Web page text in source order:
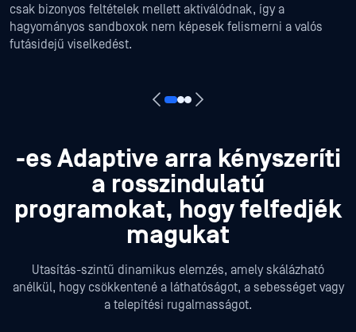
csak bizonyos feltételek mellett aktiválódnak, így a
hagyományos sandboxok nem képesek felismerni a valós
futásidejű viselkedést.
-es Adaptive arra kényszeríti
a rosszindulatú
programokat, hogy felfedjék
magukat
Utasítás-szintű dinamikus elemzés, amely skálázható
anélkül, hogy csökkentené a láthatóságot, a sebességet vagy
a telepítési rugalmasságot.